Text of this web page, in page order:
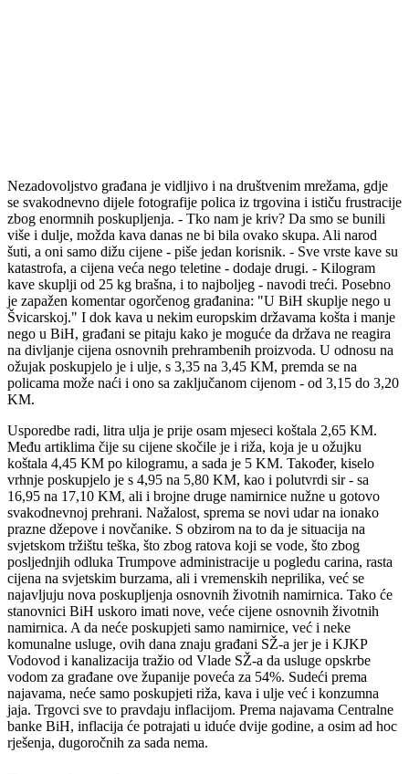
Nezadovoljstvo građana je vidljivo i na društvenim mrežama, gdje
se svakodnevno dijele fotografije polica iz trgovina i ističu frustracije
zbog enormnih poskupljenja. - Tko nam je kriv? Da smo se bunili
više i dulje, možda kava danas ne bi bila ovako skupa. Ali narod
šuti, a oni samo dižu cijene - piše jedan korisnik. - Sve vrste kave su
katastrofa, a cijena veća nego teletine - dodaje drugi. - Kilogram
kave skuplji od 25 kg brašna, i to najboljeg - navodi treći. Posebno
je zapažen komentar ogorčenog građanina: "U BiH skuplje nego u
Švicarskoj." I dok kava u nekim europskim državama košta i manje
nego u BiH, građani se pitaju kako je moguće da država ne reagira
na divljanje cijena osnovnih prehrambenih proizvoda. U odnosu na
ožujak poskupjelo je i ulje, s 3,35 na 3,45 KM, premda se na
policama može naći i ono sa zaključanom cijenom - od 3,15 do 3,20
KM.
Usporedbe radi, litra ulja je prije osam mjeseci koštala 2,65 KM.
Među artiklima čije su cijene skočile je i riža, koja je u ožujku
koštala 4,45 KM po kilogramu, a sada je 5 KM. Također, kiselo
vrhnje poskupjelo je s 4,95 na 5,80 KM, kao i polutvrdi sir - sa
16,95 na 17,10 KM, ali i brojne druge namirnice nužne u gotovo
svakodnevnoj prehrani. Nažalost, sprema se novi udar na ionako
prazne džepove i novčanike. S obzirom na to da je situacija na
svjetskom tržištu teška, što zbog ratova koji se vode, što zbog
posljednjih odluka Trumpove administracije u pogledu carina, rasta
cijena na svjetskim burzama, ali i vremenskih neprilika, već se
najavljuju nova poskupljenja osnovnih životnih namirnica. Tako će
stanovnici BiH uskoro imati nove, veće cijene osnovnih životnih
namirnica. A da neće poskupjeti samo namirnice, već i neke
komunalne usluge, ovih dana znaju građani SŽ-a jer je i KJKP
Vodovod i kanalizacija tražio od Vlade SŽ-a da usluge opskrbe
vodom za građane ove županije poveća za 54%. Sudeći prema
najavama, neće samo poskupjeti riža, kava i ulje već i konzumna
jaja. Trgovci sve to pravdaju inflacijom. Prema najavama Centralne
banke BiH, inflacija će potrajati u iduće dvije godine, a osim ad hoc
rješenja, dugoročnih za sada nema.